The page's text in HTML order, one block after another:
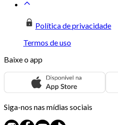
Política de privacidade
Termos de uso
Baixe o app
Siga-nos nas mídias sociais